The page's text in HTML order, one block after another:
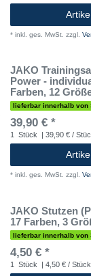
* inkl. ges. MwSt. zzgl.
JAKO
Power -
Farben, 12
lieferbar innerhalb von
39,90 € *
1 Stück | 39,90 € /
* inkl. ges. MwSt. zzgl.
JAKO Stutzen
17 Farben, 3
lieferbar innerhalb von
4,50 € *
1 Stück | 4,50 € / Stück